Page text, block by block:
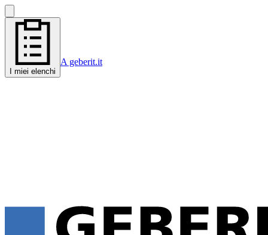
I miei elenchi
A geberit.it